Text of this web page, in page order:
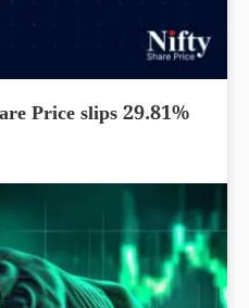
Price slips 29.81%